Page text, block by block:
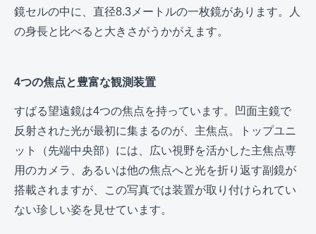
鏡セルの中に、直径8.3メートルの一枚鏡があります。人
の身長と比べると大きさがうかがえます。
4つの焦点と豊富な観測装置
すばる望遠鏡は4つの焦点を持っています。凹面主鏡で
反射された光が最初に集まるのが、主焦点。トップユニ
ット（先端中央部）には、広い視野を活かした主焦点専
用のカメラ、あるいは他の焦点へと光を折り返す副鏡が
搭載されますが、この写真では装置が取り付けられてい
ない珍しい姿を見せています。